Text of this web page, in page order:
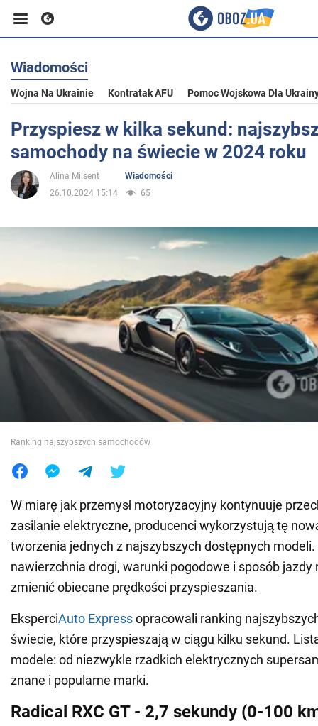
Biznes
Sport
Rozrywka
Społeczeństwo
Wojna na Ukrainie
Jedzenie
Wiadomości
Wojna Na Ukrainie Kontratak AFU Pomoc Wojskowa Dla
Przyspiesz w kilka sekund:
samochody na świecie w 2024 roku
Alina Milsent
Wiadomości
26.10.2024 15:14
65
Ranking najszybszych samochodów
W miarę jak przemysł motoryzacyjny kontynuuje
zasilanie elektryczne, producenci wykorzystują tę
tworzenia jednych z najszybszych dostępnych
nawierzchnia drogi, warunki pogodowe i sposób jazdy
zmienić obiecane prędkości przyspieszania.
EksperciAuto Expressopracowali ranking
świecie, które przyspieszają w ciągu kilku sekund.
modele: od niezwykle rzadkich elektrycznych
znane i popularne marki.
Radical RXC GT - 2,7 sekundy (0-100